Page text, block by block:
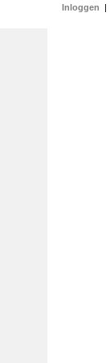
Inloggen |